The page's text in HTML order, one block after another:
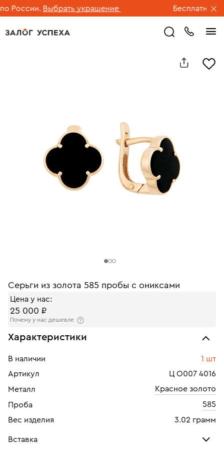
России. Выбрать украшение Бесплатная
Серьги из золота 585 пробы с ониксами
Цена у нас:
25 000 ₽
Почему у нас дешевле
Характеристики
В наличии
1 шт
Артикул
Ц О007 4016
Металл
Красное золото
Проба
585
Вес изделия
3.02 грамм
Вставка